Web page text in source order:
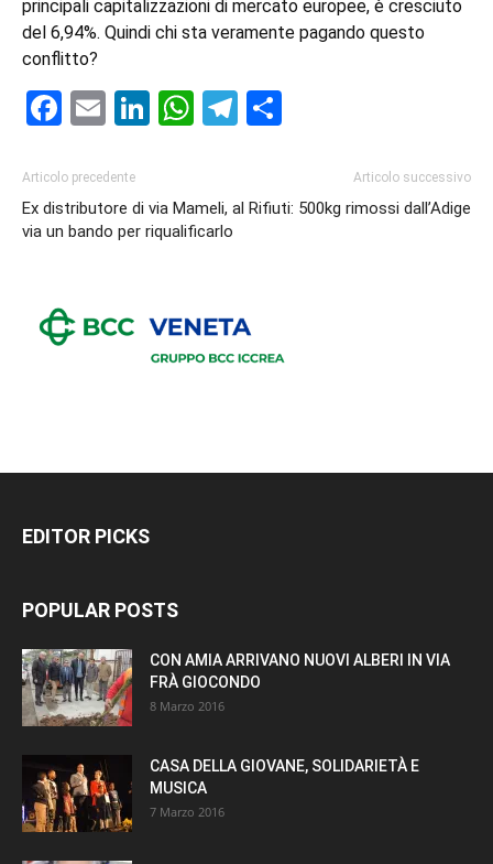
principali capitalizzazioni di mercato europee, è cresciuto
del 6,94%. Quindi chi sta veramente pagando questo
conflitto?
Facebook
EmailLinkedIn
WhatsApp
Telegram
Articolo precedente
Ex distributore di via Mameli, al
via un bando per riqualificarlo
Articolo successivo
Rifiuti: 500kg rimossi dall’Adige
EDITOR PICKS
POPULAR POSTS
CON AMIA ARRIVANO NUOVI ALBERI IN VIA
FRÀ GIOCONDO
8 Marzo 2016
CASA DELLA GIOVANE, SOLIDARIETÀ E
MUSICA
7 Marzo 2016